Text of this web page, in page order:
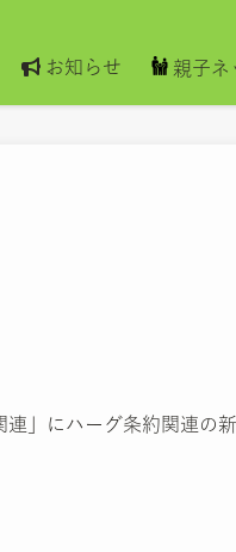
お知らせ 親子ネ
」にハーグ条約関連の